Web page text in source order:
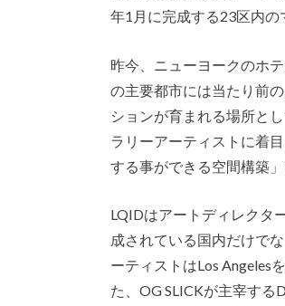
年1月に完成する23区内の
昨今、ニューヨークのホ
の主要都市には当たり前
ションが育まれる場所と
ラリーアーティストに着
する事ができる空間構築
LQIDはアートディレクタ
成されている国内だけで
ーティストはLos Angeles
た、OG SLICKが主宰す